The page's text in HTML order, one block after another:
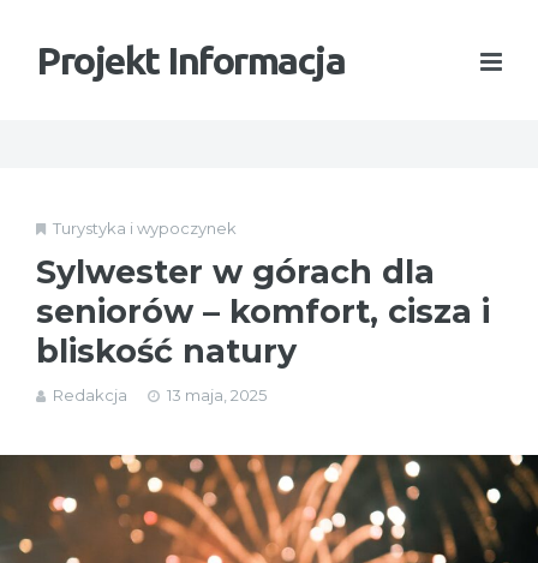
Projekt Informacja
Turystyka i wypoczynek
Sylwester w górach dla
seniorów – komfort, cisza i
bliskość natury
Redakcja 13 maja, 2025